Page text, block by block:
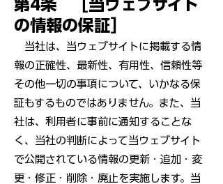
第4条 ［当ウェブサイト
の情報の保証］
当社は、当ウェブサイトに掲載する情
報の正確性、最新性、有用性、信頼性等
その他一切の事項について、いかなる保
証もするものではありません。また、当
社は、利用者に事前に通知することな
く、当社の判断によって当ウェブサイト
で公開されている情報の更新・追加・変
更・修正・削除・廃止を実施します。当